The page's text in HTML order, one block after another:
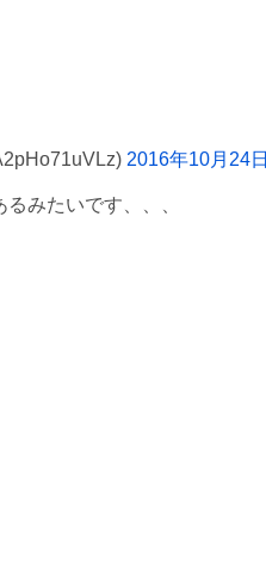
2016年10月24日
みたいです、、、